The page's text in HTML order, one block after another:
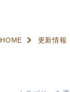
HOME 更新情報